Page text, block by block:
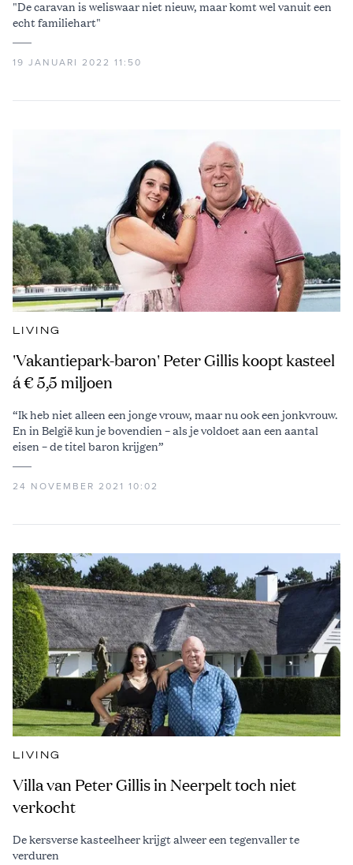
"De caravan is weliswaar niet nieuw, maar komt wel vanuit een
echt familie­hart"
19 JANUARI 2022 11:50
LIVING
'Vakantiepark-baron' Peter Gillis koopt kasteel
á € 5,5 miljoen
“Ik heb niet alleen een jonge vrouw, maar nu ook een jonkvrouw.
En in België kun je bovendien – als je voldoet aan een aantal
eisen – de titel baron krijgen”
24 NOVEMBER 2021 10:02
LIVING
Villa van Peter Gillis in Neerpelt toch niet
verkocht
De kersverse kasteelheer krijgt alweer een tegenvaller te
verduren